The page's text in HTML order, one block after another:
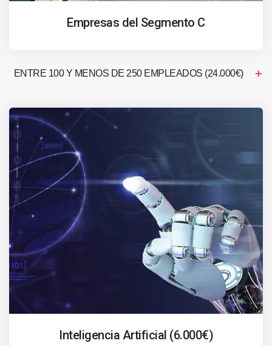
Empresas del Segmento C
ENTRE 100 Y MENOS DE 250 EMPLEADOS (24.000€)
Inteligencia Artificial (6.000€)